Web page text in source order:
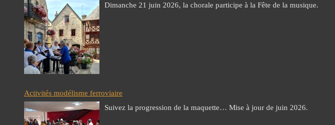
Dimanche 21 juin 2026, la chorale participe à la Fête de la musique.
Activités modélisme ferroviaire
Suivez la progression de la maquette… Mise à jour de juin 2026.